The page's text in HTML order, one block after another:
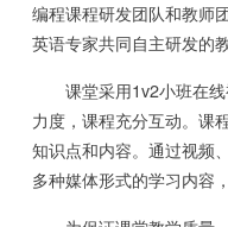
编程课程研发团队和教师
英语专家共同自主研发的教
课堂采用1v2小班在线
力度，课程充分互动。课
知识点和内容。通过视频
多种媒体形式的学习内容